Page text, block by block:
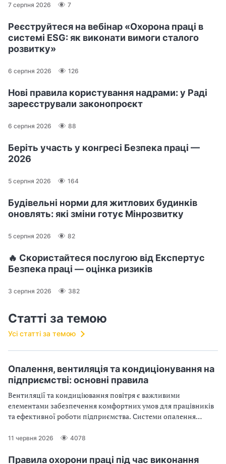
7 серпня 2026 7
Реєструйтеся на вебінар «Охорона праці в
системі ESG: як виконати вимоги сталого
розвитку»
6 серпня 2026 126
Нові правила користування надрами: у Раді
зареєстрували законопроєкт
6 серпня 2026 88
Беріть участь у конгресі Безпека праці —
2026
5 серпня 2026 164
Будівельні норми для житлових будинків
оновлять: які зміни готує Мінрозвитку
5 серпня 2026 82
🔥 Скористайтеся послугою від Експертус
Безпека праці — оцінка ризиків
3 серпня 2026 382
Статті за темою
Усі статті за темою
Опалення, вентиляція та кондиціонування на
підприємстві: основні правила
Вентиляції та кондиціювання повітря є важливими
елементами забезпечення комфортних умов для працівників
та ефективної роботи підприємства. Системи опалення
температуру та вологість, але й сприяють підтримці
вимоги проєктування до систем опалення і внутрішнього
11 червня 2026 4078
Правила охорони праці під час виконання